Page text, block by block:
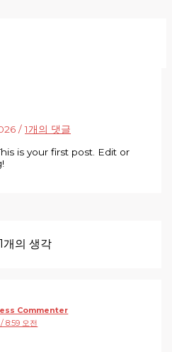
/1개의 댓글
is your first post. Edit or
의 생각
Commenter
8:59 오전